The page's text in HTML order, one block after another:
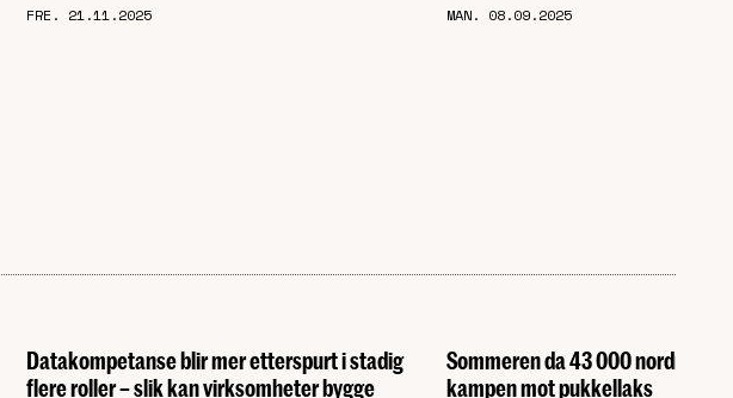
FRE. 21.11.2025 MAN. 08.09.2025
Datakompetanse blir mer etterspurt i stadig
flere roller – slik kan virksomheter bygge
Sommeren da 43 000 nordmenn
kampen mot pukkellaks